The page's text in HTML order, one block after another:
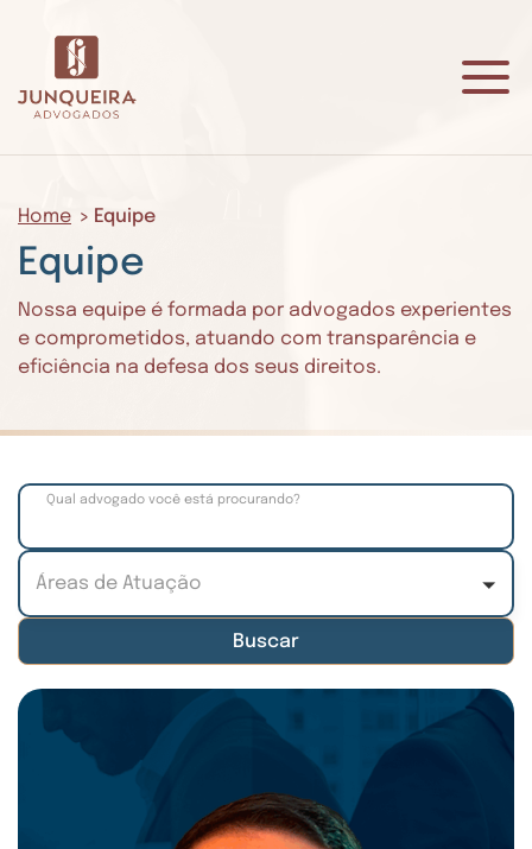
Home Equipe
Equipe
Nossa equipe é formada por advogados experientes
e comprometidos, atuando com transparência e
eficiência na defesa dos seus direitos.
Qual advogado você está procurando?
Áreas de Atuação
Áreas de Atuação
Buscar